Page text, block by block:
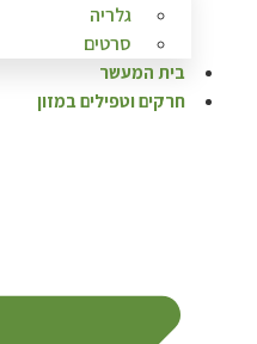
גלריה
סרטים
בית המעשר
חרקים וטפילים במזון